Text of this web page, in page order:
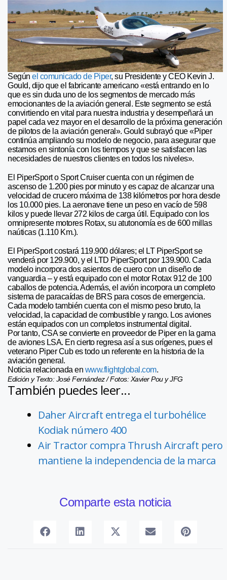
Según el comunicado de Piper, su Presidente y CEO Kevin J.
Gould, dijo que el fabricante americano «está entrando en lo
que es sin duda uno de los segmentos de mercado más
emocionantes de la aviación general. Este segmento se está
convirtiendo en vital para nuestra industria y desempeñará un
papel cada vez mayor en el desarrollo de la próxima generación
de pilotos de la aviación general». Gould subrayó que «Piper
continúa ampliando su modelo de negocio, para asegurar que
estamos en sintonía con los tiempos y que se satisfacen las
necesidades de nuestros clientes en todos los niveles».
El PiperSport o Sport Cruiser cuenta con un régimen de
ascenso de 1.200 pies por minuto y es capaz de alcanzar una
velocidad de crucero máxima de 138 kilómetros por hora desde
los 10.000 pies. La aeronave tiene un peso en vacío de 598
kilos y puede llevar 272 kilos de carga útil. Equipado con los
omnipresente motores Rotax, su atutonomía es de 600 millas
naúticas (1.110 Km.).
El PiperSport costará 119.900 dólares; el LT PiperSport se
venderá por 129.900, y el LTD PiperSport por 139.900. Cada
modelo incorpora dos asientos de cuero con un diseño de
vanguardia – y está equipado con el motor Rotax 912 de 100
caballos de potencia. Además, el avión incorpora un completo
sistema de paracaídas de BRS para cosos de emergencia.
Cada modelo también cuenta con el mismo peso bruto, la
velocidad, la capacidad de combustible y rango. Los aviones
están equipados con un completos instrumental digital.
Por tanto, CSA se convierte en proveedor de Piper en la gama
de aviones LSA. En cierto regresa así a sus orígenes, pues el
veterano Piper Cub es todo un referente en la historia de la
aviación general.
Noticia relacionada en www.flightglobal.com.
Edición y Texto: José Fernández / Fotos: Xavier Pou y JFG
También puedes leer...
Daher Aircraft entrega el turbohélice
Kodiak número 400
Air Tractor compra Thrush Aircraft pero
mantiene la independencia de la marca
Comparte esta noticia